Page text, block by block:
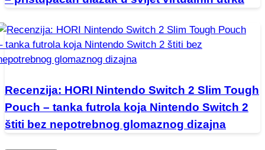
Recenzija: HORI Nintendo Switch 2 Slim Tough
Pouch – tanka futrola koja Nintendo Switch 2
štiti bez nepotrebnog glomaznog dizajna